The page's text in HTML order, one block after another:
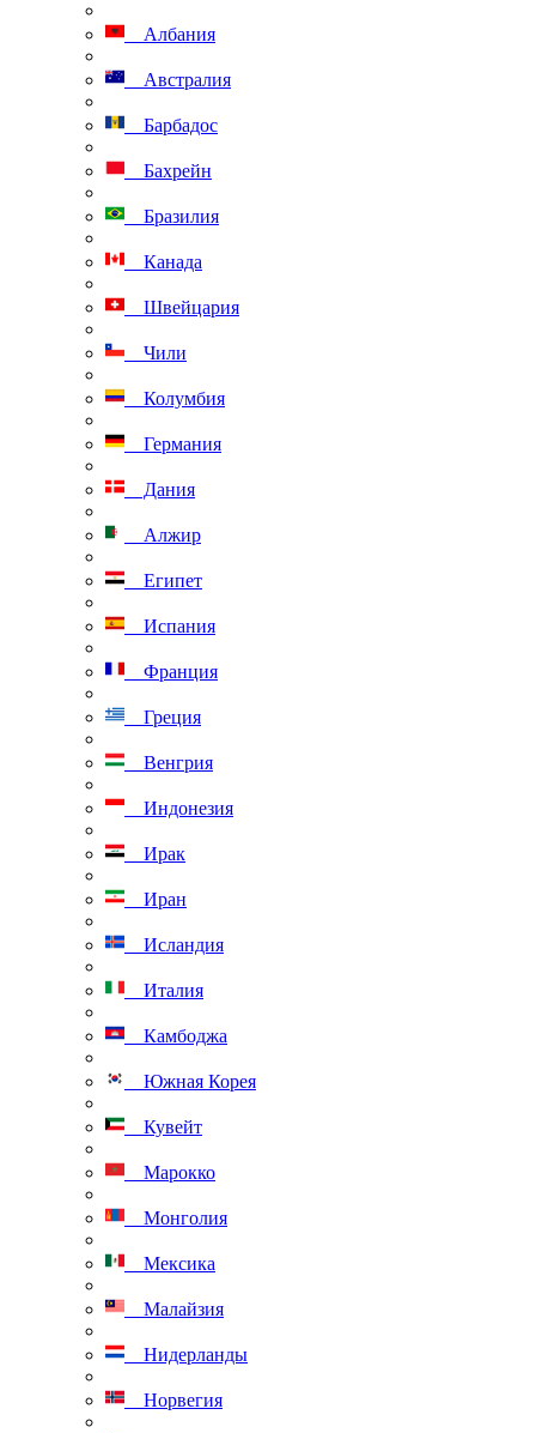
Албания
Австралия
Барбадос
Бахрейн
Бразилия
Канада
Швейцария
Чили
Колумбия
Германия
Дания
Алжир
Египет
Испания
Франция
Греция
Венгрия
Индонезия
Ирак
Иран
Исландия
Италия
Камбоджа
Южная Корея
Кувейт
Марокко
Монголия
Мексика
Малайзия
Нидерланды
Норвегия